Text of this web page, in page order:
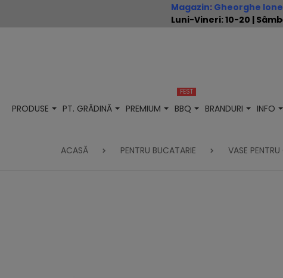
Magazin: Gheorghe
Luni-Vineri: 10-20 |
PRODUSE PT. GRĂDINĂ PREMIUM BBQ
FEST
BRANDURI INFO
ACASĂ PENTRU BUCATARIE VASE